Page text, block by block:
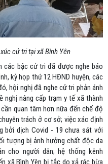
cử tri tại xã Bình Yên
các bậc cử tri đã được nghe báo
kỳ họp thứ 12 HĐND huyện, các
hội nghị đã nghe cử tri phản ánh
nghị nâng cấp trạm y tế xã thành
quan tâm hơn nữa đến chế độ
trách ở cơ sở; việc xác định
bởi dịch Covid - 19 chưa sát với
tượng bị ảnh hưởng chất độc da
cho người dân; hệ thống kênh
xã Bình Yên bị tắc do xả rác bừa